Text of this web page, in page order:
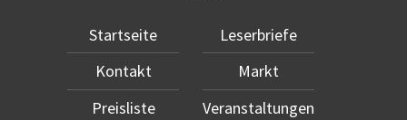
Startseite
Kontakt
Preisliste
Leserbriefe
Markt
Veranstaltungen